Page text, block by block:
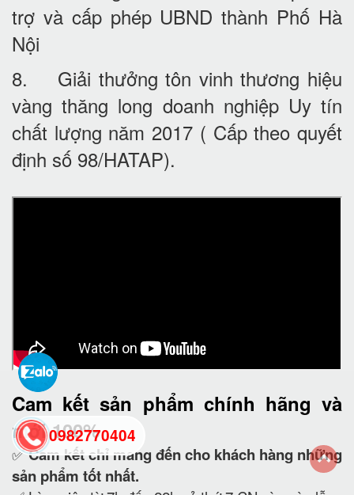
trợ và cấp phép UBND thành Phố Hà
Nội
8. Giải thưởng tôn vinh thương hiệu
vàng thăng long doanh nghiệp Uy tín
chất lượng năm 2017 ( Cấp theo quyết
định số 98/HATAP).
Cam kết sản phẩm chính hãng và
mới 100%
✅Cam kếtchỉ mang đến cho khách hàng những
sản phẩm tốt nhất.
0982770404